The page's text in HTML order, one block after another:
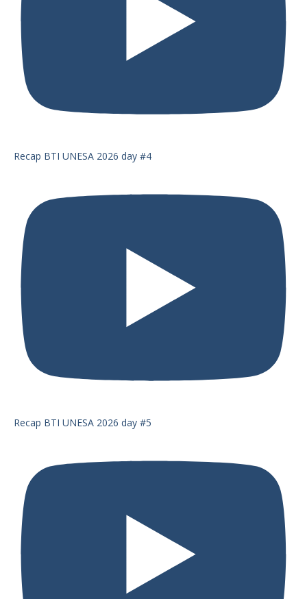
Recap BTI UNESA 2026 day #4
Recap BTI UNESA 2026 day #5